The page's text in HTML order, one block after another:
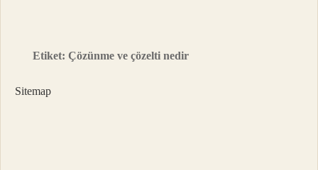
Etiket:Çözünme ve çözelti nedir
Sitemap